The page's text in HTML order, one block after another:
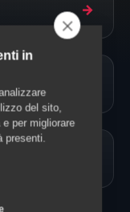
→
in
del sito,
per migliorare
presenti.